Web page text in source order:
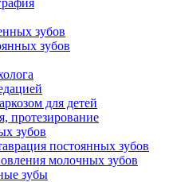
зубов
зубов
для детей
протезирование
зубов
постоянных зубов
молочных зубов
зубы